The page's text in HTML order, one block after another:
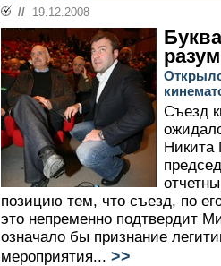
// 19.12.2008
Съезд
Никита
позицию тем, что съезд, по
это непременно подтвердит
означало бы признание
мероприятия... >>